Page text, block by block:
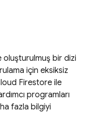
oluşturulmuş bir dizi
için eksiksiz
Firestore ile
programları
fazla bilgiyi